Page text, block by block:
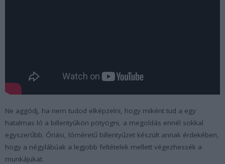
Ne aggódj, ha nem tudod elképzelni, hogy miként tud a egy
hatalmas ló a billentyűkön pötyögni, a megoldás ennél sokkal
egyszerűbb. Óriási, lóméretű billentyűzet készült annak érdekében,
hogy a négylábúak a legjobb feltételek mellett végezhessék a
munkájukat.